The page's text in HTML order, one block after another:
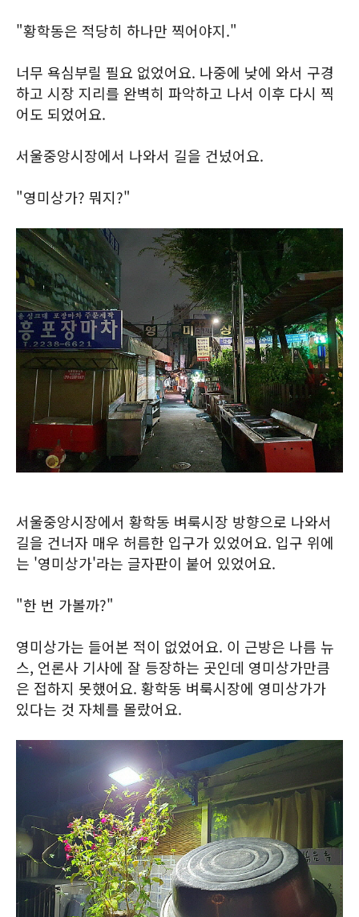
"황학동은 적당히 하나만 찍어야지."
너무 욕심부릴 필요 없었어요. 나중에 낮에 와서 구경
하고 시장 지리를 완벽히 파악하고 나서 이후 다시 찍
어도 되었어요.
서울중앙시장에서 나와서 길을 건넜어요.
"영미상가? 뭐지?"
서울중앙시장에서 황학동 벼룩시장 방향으로 나와서
길을 건너자 매우 허름한 입구가 있었어요. 입구 위에
는 '영미상가'라는 글자판이 붙어 있었어요.
"한 번 가볼까?"
영미상가는 들어본 적이 없었어요. 이 근방은 나름 뉴
스, 언론사 기사에 잘 등장하는 곳인데 영미상가만큼
은 접하지 못했어요. 황학동 벼룩시장에 영미상가가
있다는 것 자체를 몰랐어요.